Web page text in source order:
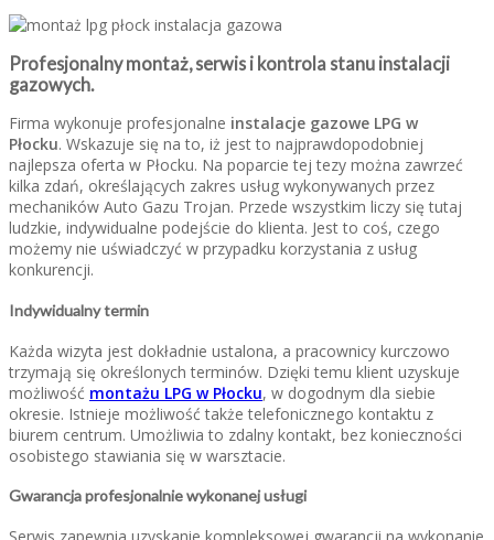
Profesjonalny montaż, serwis i kontrola stanu instalacji
gazowych.
Firma wykonuje profesjonalne instalacje gazowe LPG w
Płocku. Wskazuje się na to, iż jest to najprawdopodobniej
najlepsza oferta w Płocku. Na poparcie tej tezy można zawrzeć
kilka zdań, określających zakres usług wykonywanych przez
mechaników Auto Gazu Trojan. Przede wszystkim liczy się tutaj
ludzkie, indywidualne podejście do klienta. Jest to coś, czego
możemy nie uświadczyć w przypadku korzystania z usług
konkurencji.
Indywidualny termin
Każda wizyta jest dokładnie ustalona, a pracownicy kurczowo
trzymają się określonych terminów. Dzięki temu klient uzyskuje
możliwość montażu LPG w Płocku, w dogodnym dla siebie
okresie. Istnieje możliwość także telefonicznego kontaktu z
biurem centrum. Umożliwia to zdalny kontakt, bez konieczności
osobistego stawiania się w warsztacie.
Gwarancja profesjonalnie wykonanej usługi